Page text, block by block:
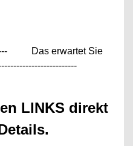
Das erwartet Sie
LINKS direkt